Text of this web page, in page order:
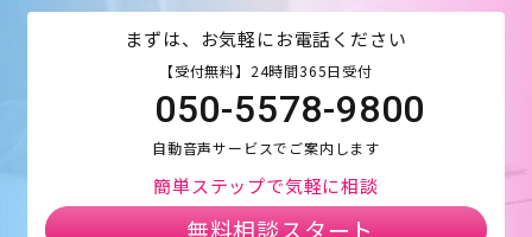
まずは、お気軽にお電話ください
【受付無料】24時間365日受付
050-5578-9800
自動音声サービスでご案内します
簡単ステップで気軽に相談
無料相談スタート